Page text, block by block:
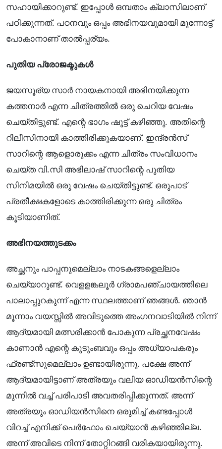
സഹായിക്കാറുണ്ട്. ഇപ്പോൾ ഒമ്പതാം ക്ലാസിലാണ്
പഠിക്കുന്നത്. പഠനവും ഒപ്പം അഭിനയവുമായി മുന്നോട്ട്
പോകാനാണ് താൽപ്പര്യം.
പുതിയ പ്രോജക്ടുകൾ
ജയസൂര്യ സാർ നായകനായി അഭിനയിക്കുന്ന
കത്തനാർ എന്ന ചിത്രത്തിൽ ഒരു ചെറിയ വേഷം
ചെയ്തിട്ടുണ്ട്. എന്റെ ഭാഗം ഷൂട്ട് കഴിഞ്ഞു. അതിന്റെ
റിലീസിനായി കാത്തിരിക്കുകയാണ്. ഇന്ദ്രൻസ്
സാറിന്റെ ആളൊരുക്കം എന്ന ചിത്രം സംവിധാനം
ചെയ്ത വി.സി അഭിലാഷ് സാറിന്റെ പുതിയ
സിനിമയിൽ ഒരു വേഷം ചെയ്തിട്ടുണ്ട്. ഒരുപാട്
പ്രതീക്ഷകളോടെ കാത്തിരിക്കുന്ന ഒരു ചിത്രം
കൂടിയാണിത്.
അഭിനയത്തുടക്കം
അച്ഛനും പാപ്പനുമെല്ലാം നാടകങ്ങളെല്ലാം
ചെയ്യാറുണ്ട്. വെളളങ്കലൂർ ഗ്രാമപഞ്ചായത്തിലെ
പാലാപ്പുറകുന്ന് എന്ന സ്ഥലത്താണ് ഞങ്ങൾ. ഞാൻ
മൂന്നാം വയസ്സിൽ അവിടുത്തെ അംഗനവാടിയിൽ നിന്ന്
ആദ്യമായി മത്സരിക്കാൻ പോകുന്ന പ്രച്ഛനവേഷം
കാണാൻ എന്റെ കുടുംബവും ഒപ്പം അധ്യാപകരും
ഫ്രണ്ട്‌സുമെല്ലാം ഉണ്ടായിരുന്നു. പക്ഷേ അന്ന്
ആദ്യമായിട്ടാണ് അത്രയും വലിയ ഓഡിയൻസിന്റെ
മുന്നിൽ വച്ച് പരിപാടി അവതരിപ്പിക്കുന്നത്. അന്ന്
അത്രയും ഓഡിയൻസിനെ ഒരുമിച്ച് കണ്ടപ്പോൾ
വിറച്ച് എനിക്ക് പെർഫോം ചെയ്യാൻ കഴിഞ്ഞില്ല.
അന്ന് അവിടെ നിന്ന് തോറ്റിറങ്ങി വരികയായിരുന്നു.